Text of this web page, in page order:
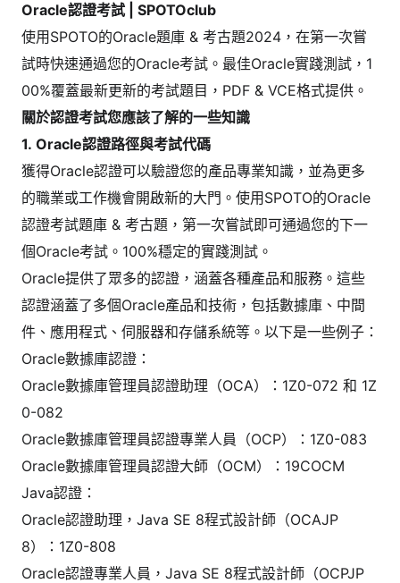
Oracle認證考試 | SPOTOclub
使用SPOTO的Oracle題庫 & 考古題2024，在第一次嘗
試時快速通過您的Oracle考試。最佳Oracle實踐測試，1
00%覆蓋最新更新的考試題目，PDF & VCE格式提供。
關於認證考試您應該了解的一些知識
1. Oracle認證路徑與考試代碼
獲得Oracle認證可以驗證您的產品專業知識，並為更多
的職業或工作機會開啟新的大門。使用SPOTO的Oracle
認證考試題庫 & 考古題，第一次嘗試即可通過您的下一
個Oracle考試。100%穩定的實踐測試。
Oracle提供了眾多的認證，涵蓋各種產品和服務。這些
認證涵蓋了多個Oracle產品和技術，包括數據庫、中間
件、應用程式、伺服器和存儲系統等。以下是一些例子：
Oracle數據庫認證：
Oracle數據庫管理員認證助理（OCA）：1Z0-072 和 1Z
0-082
Oracle數據庫管理員認證專業人員（OCP）：1Z0-083
Oracle數據庫管理員認證大師（OCM）：19COCM
Java認證：
Oracle認證助理，Java SE 8程式設計師（OCAJP
8）：1Z0-808
Oracle認證專業人員，Java SE 8程式設計師（OCPJP